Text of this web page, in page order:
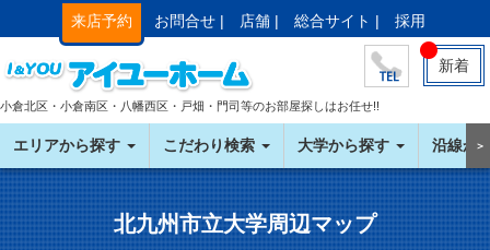
来店予約 お問合せ | 店舗 | 総合サイト | 採用
新着
小倉北区・小倉南区・八幡西区・戸畑・門司等のお部屋探しはお任せ!!
エリアから探す こだわり検索 大学から探す 沿線か＞
北九州市立大学周辺マップ